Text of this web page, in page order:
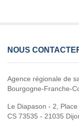
NOUS
Agence régionale de
Bourgogne-Franche-
Le Diapason - 2,
CS 73535 - 21035